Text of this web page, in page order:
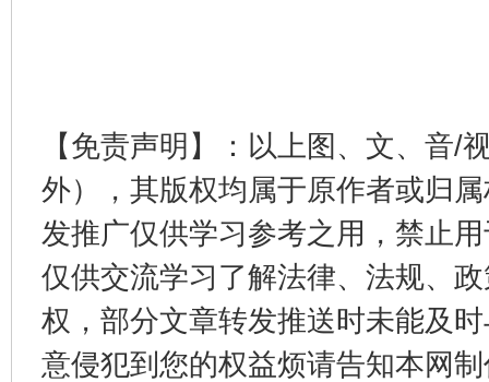
【免责声明】：以上图、文、音/
外），其版权均属于原作者或归
发推广仅供学习参考之用，禁止
仅供交流学习了解法律、法规、
权，部分文章转发推送时未能及
意侵犯到您的权益烦请告知本网
东山县通报“牛蛙产品抗生素超标问题” 法